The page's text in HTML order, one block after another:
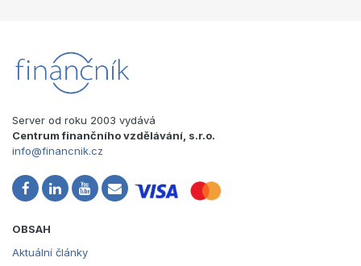
Server od roku 2003 vydává
Centrum finančního vzdělávání, s.r.o.
info@financnik.cz
OBSAH
Aktuální články